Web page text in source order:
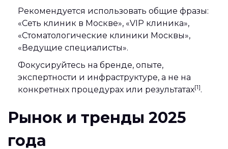
Рекомендуется использовать общие фразы:
«Сеть клиник в Москве», «VIP клиника»,
«Стоматологические клиники Москвы»,
«Ведущие специалисты».
Фокусируйтесь на бренде, опыте,
экспертности и инфраструктуре, а не на
конкретных процедурах или результатах[1].
Рынок и тренды 2025
года